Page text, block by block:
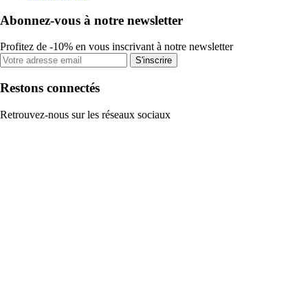
Abonnez-vous à notre newsletter
Profitez de -10% en vous inscrivant à notre newsletter
S'inscrire
Restons connectés
Retrouvez-nous sur les réseaux sociaux